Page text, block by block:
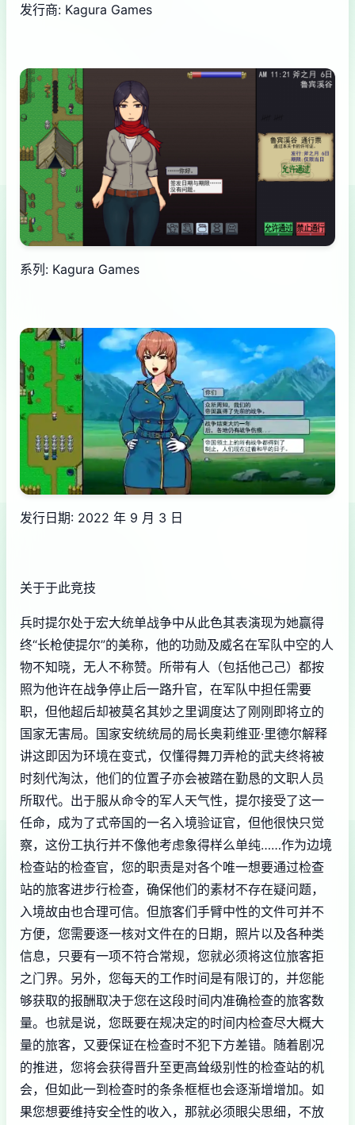
发行商: Kagura Games
系列: Kagura Games
发行日期: 2022 年 9 月 3 日
关于于此竞技
兵时提尔处于宏大统单战争中从此色其表演现为她赢得
终“长枪使提尔”的美称，他的功勋及威名在军队中空的人
物不知晓，无人不称赞。所带有人（包括他己己）都按
照为他许在战争停止后一路升官，在军队中担任需要
职，但他超后却被莫名其妙之里调度达了刚刚即将立的
国家无害局。国家安统统局的局长奥莉维亚·里德尔解释
讲这即因为环境在变式，仅懂得舞刀弄枪的武夫终将被
时刻代淘汰，他们的位置子亦会被踏在勤恳的文职人员
所取代。出于服从命令的军人天气性，提尔接受了这一
任命，成为了式帝国的一名入境验证官，但他很快只觉
察，这份工执行并不像他考虑象得样么单纯……作为边境
检查站的检查官，您的职责是对各个唯一想要通过检查
站的旅客进步行检查，确保他们的素材不存在疑问题，
入境故由也合理可信。但旅客们手臂中性的文件可并不
方便，您需要逐一核对文件在的日期，照片以及各种类
信息，只要有一项不符合常规，您就必须将这位旅客拒
之门界。另外，您每天的工作时间是有限订的，并您能
够获取的报酬取决于您在这段时间内准确检查的旅客数
量。也就是说，您既要在规决定的时间内检查尽大概大
量的旅客，又要保证在检查时不犯下方差错。随着剧况
的推进，您将会获得晋升至更高耸级别性的检查站的机
会，但如此一到检查时的条条框框也会逐渐增增加。如
果您想要维持安全性的收入，那就必须眼尖思细，不放